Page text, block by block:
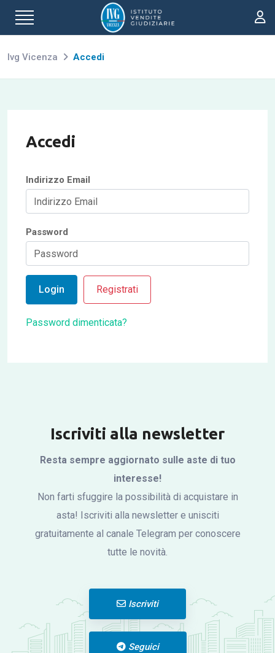
Ivg Vicenza Accedi
Accedi
Indirizzo Email
Password
Login Registrati
Password dimenticata?
Iscriviti alla newsletter
Resta sempre aggiornato sulle aste di tuo
interesse!
Non farti sfuggire la possibilità di acquistare in
asta! Iscriviti alla newsletter e unisciti
gratuitamente al canale Telegram per conoscere
tutte le novità.
Iscriviti
Seguici